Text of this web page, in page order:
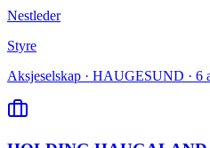
Nestleder
Styre
Aksjeselskap · HAUGESUND · 6